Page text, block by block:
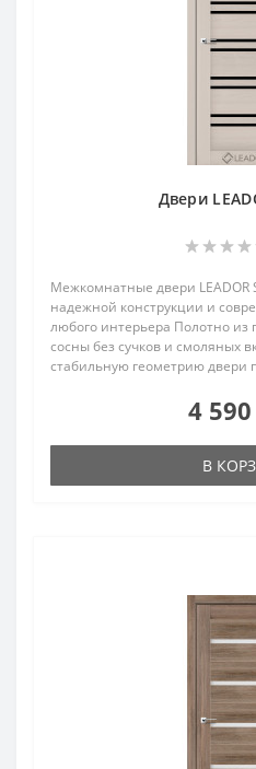
Двери
Межкомнатные двери LEADOR
надежной конструкции и
любого интерьера Полотно из
сосны без сучков и смоляных
стабильную геометрию двери
4
В